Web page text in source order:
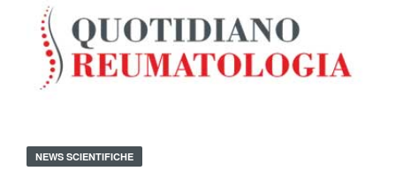
NEWS SCIENTIFICHE